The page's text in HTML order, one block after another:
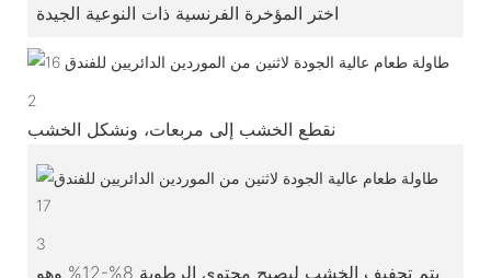
اختر المؤخرة الفرنسية ذات النوعية الجيدة
2
نقطع الخشب إلى مربعات، ونشكل الخشب
3
يتم تجفيف الخشب ليصبح محتوى الرطوبة 8%-12% وهو